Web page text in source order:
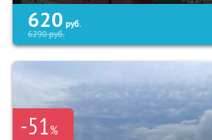
620 руб.
6290руб.
-51%